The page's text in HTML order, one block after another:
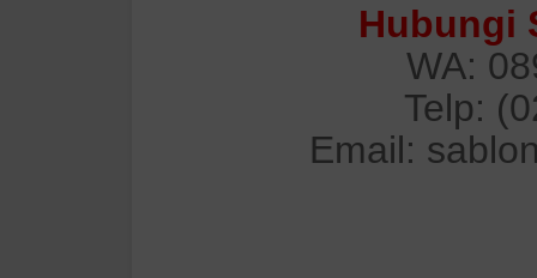
Hubungi
WA:
Telp:
Email: